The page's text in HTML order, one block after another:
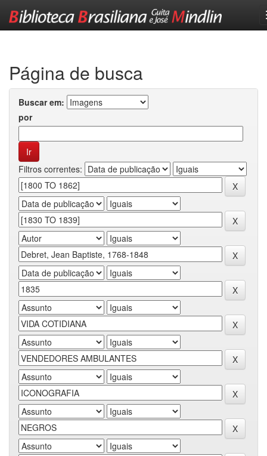
Página de busca
Buscar em:
por
Filtros correntes: